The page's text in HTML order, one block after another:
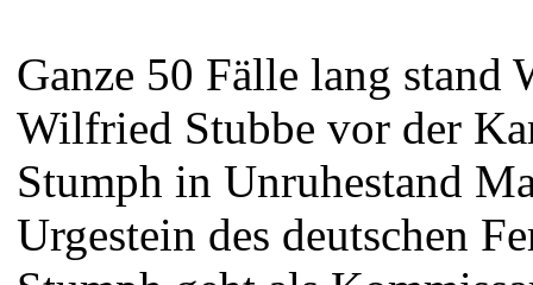
Ganze 50 Fälle lang stand
Wilfried Stubbe vor der
Stumph in Unruhestand
Urgestein des deutschen